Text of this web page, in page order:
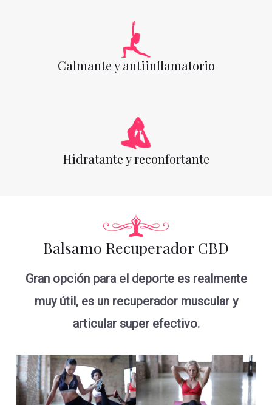
Calmante y antiinflamatorio
Hidratante y reconfortante
Balsamo Recuperador CBD
Gran opción para el deporte es realmente
muy útil, es un recuperador muscular y
articular super efectivo.